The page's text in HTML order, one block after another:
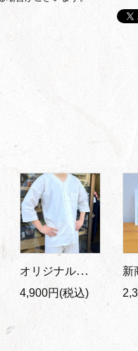
オリジナル大人用 鯉口シャツ 白
4,900円(税込)